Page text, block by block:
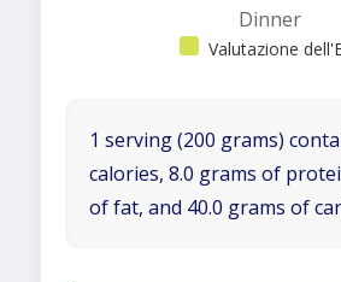
Dinner
Valutazione
1 serving (200 grams)
calories, 8.0 grams of
of fat, and 40.0 grams of